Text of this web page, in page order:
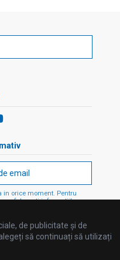
in orice moment. Pentru
sa folosesti informatiile
de publicitate și de
să continuați să utilizați